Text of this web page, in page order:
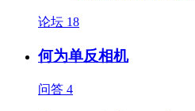
论坛 18
何为单反相机
问答 4